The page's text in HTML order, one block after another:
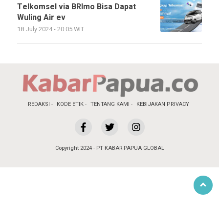
Telkomsel via BRImo Bisa Dapat
Wuling Air ev
18 July 2024 - 20:05 WIT
REDAKSI KODE ETIK TENTANG KAMI KEBIJAKAN PRIVACY
Copyright 2024 - PT KABAR PAPUA GLOBAL